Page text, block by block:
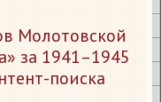
Молотовской
за 1941–1945
поиска